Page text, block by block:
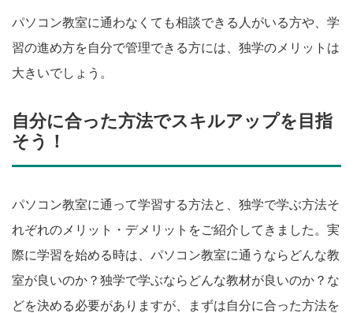
パソコン教室に通わなくても相談できる人がいる方や、学
習の進め方を自分で管理できる方には、独学のメリットは
大きいでしょう。
自分に合った方法でスキルアップを目指
そう！
パソコン教室に通って学習する方法と、独学で学ぶ方法そ
れぞれのメリット・デメリットをご紹介してきました。実
際に学習を始める時は、パソコン教室に通うならどんな教
室が良いのか？独学で学ぶならどんな教材が良いのか？な
どを決める必要がありますが、まずは自分に合った方法を